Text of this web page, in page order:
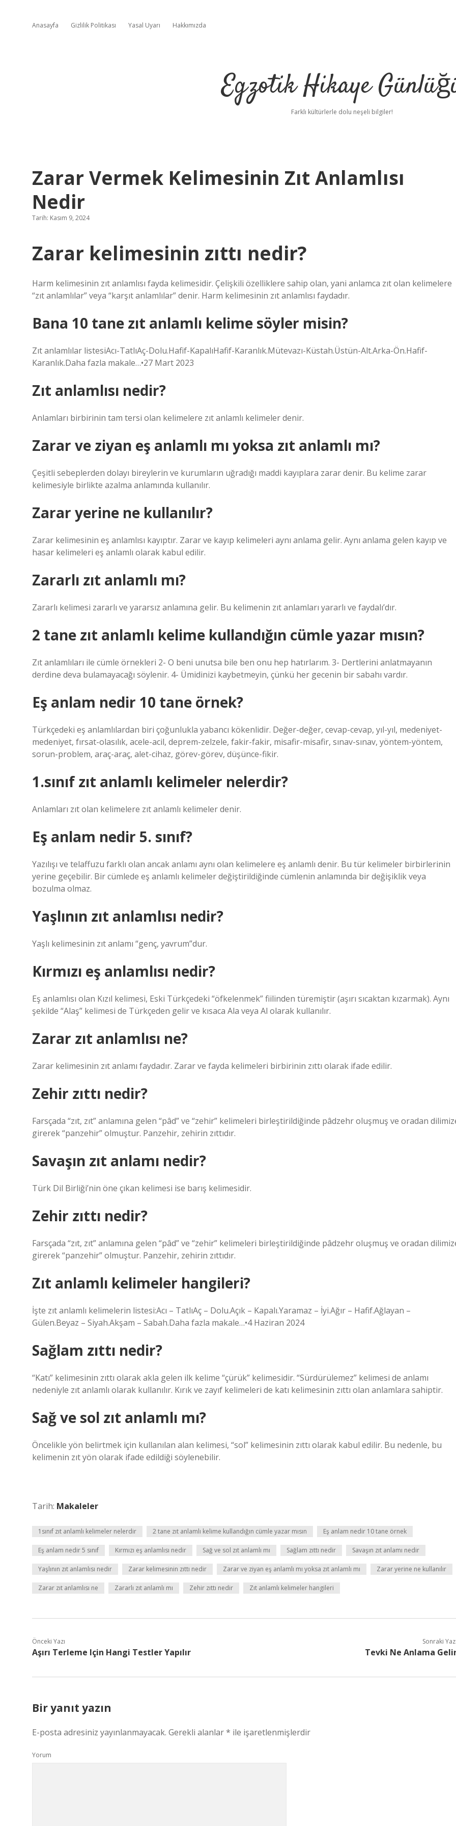
Anasayfa Gizlilik Politikası Yasal Uyarı Hakkımızda
Egzotik Hikaye
Farklı kültürlerle dolu neşeli bilgiler!
Zarar Vermek Kelimesinin Zıt Anlamlısı
Nedir
Tarih: Kasım 9, 2024
Zarar kelimesinin zıttı nedir?
Harm kelimesinin zıt anlamlısı fayda kelimesidir. Çelişkili özelliklere sahip olan, yani anlamca zıt olan kelimelere
“zıt anlamlılar” veya “karşıt anlamlılar” denir. Harm kelimesinin zıt anlamlısı faydadır.
Bana 10 tane zıt anlamlı kelime söyler misin?
Zıt anlamlılar listesiAcı-TatlıAç-Dolu.Hafif-KapalıHafif-Karanlık.Mütevazı-Küstah.Üstün-Alt.Arka-Ön.Hafif-
Karanlık.Daha fazla makale…•27 Mart 2023
Zıt anlamlısı nedir?
Anlamları birbirinin tam tersi olan kelimelere zıt anlamlı kelimeler denir.
Zarar ve ziyan eş anlamlı mı yoksa zıt anlamlı mı?
Çeşitli sebeplerden dolayı bireylerin ve kurumların uğradığı maddi kayıplara zarar denir. Bu kelime zarar
kelimesiyle birlikte azalma anlamında kullanılır.
Zarar yerine ne kullanılır?
Zarar kelimesinin eş anlamlısı kayıptır. Zarar ve kayıp kelimeleri aynı anlama gelir. Aynı anlama gelen kayıp ve
hasar kelimeleri eş anlamlı olarak kabul edilir.
Zararlı zıt anlamlı mı?
Zararlı kelimesi zararlı ve yararsız anlamına gelir. Bu kelimenin zıt anlamları yararlı ve faydalı’dır.
2 tane zıt anlamlı kelime kullandığın cümle yazar mısın?
Zıt anlamlıları ile cümle örnekleri 2- O beni unutsa bile ben onu hep hatırlarım. 3- Dertlerini anlatmayanın
derdine deva bulamayacağı söylenir. 4- Ümidinizi kaybetmeyin, çünkü her gecenin bir sabahı vardır.
Eş anlam nedir 10 tane örnek?
Türkçedeki eş anlamlılardan biri çoğunlukla yabancı kökenlidir. Değer-değer, cevap-cevap, yıl-yıl, medeniyet-
medeniyet, fırsat-olasılık, acele-acil, deprem-zelzele, fakir-fakir, misafir-misafir, sınav-sınav, yöntem-yöntem,
sorun-problem, araç-araç, alet-cihaz, görev-görev, düşünce-fikir.
1.sınıf zıt anlamlı kelimeler nelerdir?
Anlamları zıt olan kelimelere zıt anlamlı kelimeler denir.
Eş anlam nedir 5. sınıf?
Yazılışı ve telaffuzu farklı olan ancak anlamı aynı olan kelimelere eş anlamlı denir. Bu tür kelimeler birbirlerinin
yerine geçebilir. Bir cümlede eş anlamlı kelimeler değiştirildiğinde cümlenin anlamında bir değişiklik veya
bozulma olmaz.
Yaşlının zıt anlamlısı nedir?
Yaşlı kelimesinin zıt anlamı “genç, yavrum”dur.
Kırmızı eş anlamlısı nedir?
Eş anlamlısı olan Kızıl kelimesi, Eski Türkçedeki “öfkelenmek” fiilinden türemiştir (aşırı sıcaktan kızarmak). Aynı
şekilde “Alaş” kelimesi de Türkçeden gelir ve kısaca Ala veya Al olarak kullanılır.
Zarar zıt anlamlısı ne?
Zarar kelimesinin zıt anlamı faydadır. Zarar ve fayda kelimeleri birbirinin zıttı olarak ifade edilir.
Zehir zıttı nedir?
Farsçada “zıt, zıt” anlamına gelen “pâd” ve “zehir” kelimeleri birleştirildiğinde pâdzehr oluşmuş ve oradan
girerek “panzehir” olmuştur. Panzehir, zehirin zıttıdır.
Savaşın zıt anlamı nedir?
Türk Dil Birliği’nin öne çıkan kelimesi ise barış kelimesidir.
Zehir zıttı nedir?
Farsçada “zıt, zıt” anlamına gelen “pâd” ve “zehir” kelimeleri birleştirildiğinde pâdzehr oluşmuş ve oradan
girerek “panzehir” olmuştur. Panzehir, zehirin zıttıdır.
Zıt anlamlı kelimeler hangileri?
İşte zıt anlamlı kelimelerin listesi:Acı – TatlıAç – Dolu.Açık – Kapalı.Yaramaz – İyi.Ağır – Hafif.Ağlayan –
Gülen.Beyaz – Siyah.Akşam – Sabah.Daha fazla makale…•4 Haziran 2024
Sağlam zıttı nedir?
“Katı” kelimesinin zıttı olarak akla gelen ilk kelime “çürük” kelimesidir. “Sürdürülemez” kelimesi de anlamı
nedeniyle zıt anlamlı olarak kullanılır. Kırık ve zayıf kelimeleri de katı kelimesinin zıttı olan anlamlara sahiptir.
Sağ ve sol zıt anlamlı mı?
Öncelikle yön belirtmek için kullanılan alan kelimesi, “sol” kelimesinin zıttı olarak kabul edilir. Bu nedenle, bu
kelimenin zıt yön olarak ifade edildiği söylenebilir.
Tarih: Makaleler
1sınıf zıt anlamlı kelimeler nelerdir 2 tane zıt anlamlı kelime kullandığın cümle yazar mısın Eş anlam nedir 10 tane örnek
Eş anlam nedir 5 sınıf Kırmızı eş anlamlısı nedir Sağ ve sol zıt anlamlı mı Sağlam zıttı nedir Savaşın zıt anlamı nedir
Yaşlının zıt anlamlısı nedir Zarar kelimesinin zıttı nedir Zarar ve ziyan eş anlamlı mı yoksa zıt anlamlı mı Zarar yerine ne kullanılır
Zarar zıt anlamlısı ne Zararlı zıt anlamlı mı Zehir zıttı nedir Zıt anlamlı kelimeler hangileri
Önceki Yazı
Aşırı Terleme Için Hangi Testler Yapılır
Sonraki
Tevki Ne Anlama
Bir yanıt yazın
E-posta adresiniz yayınlanmayacak. Gerekli alanlar* ile işaretlenmişlerdir
Yorum